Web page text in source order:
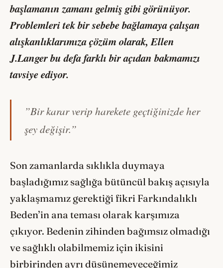
başlamanın zamanı gelmiş gibi görünüyor.
Problemleri tek bir sebebe bağlamaya çalışan
alışkanlıklarımıza çözüm olarak, Ellen
J.Langer bu defa farklı bir açıdan bakmamızı
tavsiye ediyor.
”Bir karar verip harekete geçtiğinizde her
şey değişir.”
Son zamanlarda sıklıkla duymaya
başladığımız sağlığa bütüncül bakış açısıyla
yaklaşmamız gerektiği fikri Farkındalıklı
Beden’in ana teması olarak karşımıza
çıkıyor. Bedenin zihinden bağımsız olmadığı
ve sağlıklı olabilmemiz için ikisini
birbirinden ayrı düşünemeyeceğimiz